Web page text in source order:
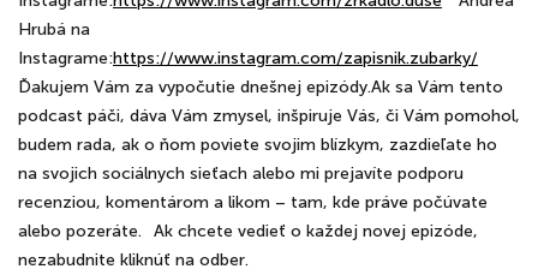
Hrubá na
Instagrame:https://www.instagram.com/zapisnik.zubarky/
Ďakujem Vám za vypočutie dnešnej epizódy.Ak sa Vám tento
podcast páči, dáva Vám zmysel, inšpiruje Vás, či Vám pomohol,
budem rada, ak o ňom poviete svojim blízkym, zazdieľate ho
na svojich sociálnych sieťach alebo mi prejavíte podporu
recenziou, komentárom a likom – tam, kde práve počúvate
alebo pozeráte.⠀Ak chcete vedieť o každej novej epizóde,
nezabudnite kliknúť na odber.